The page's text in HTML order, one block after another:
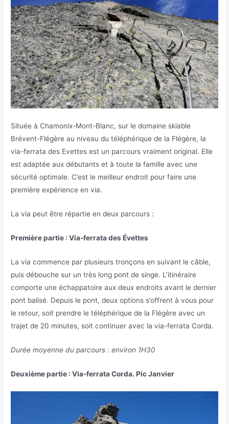
Située à Chamonix-Mont-Blanc, sur le domaine skiable
Brévent-Flégère au niveau du téléphérique de la Flégère, la
via-ferrata des Evettes est un parcours vraiment original. Elle
est adaptée aux débutants et à toute la famille avec une
sécurité optimale. C’est le meilleur endroit pour faire une
première expérience en via.
La via peut être répartie en deux parcours :
Première partie : Via-ferrata des Évettes
La via commence par plusieurs tronçons en suivant le câble,
puis débouche sur un très long pont de singe. L’itinéraire
comporte une échappatoire aux deux endroits avant le dernier
pont balisé. Depuis le pont, deux options s’offrent à vous pour
le retour, soit prendre le téléphérique de la Flégère avec un
trajet de 20 minutes, soit continuer avec la via-ferrata Corda.
Durée moyenne du parcours : environ 1H30
Deuxième partie : Via-ferrata Corda. Pic Janvier